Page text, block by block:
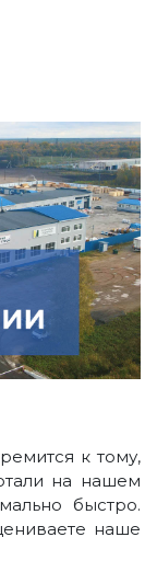
к тому,
на нашем
быстро.
наше